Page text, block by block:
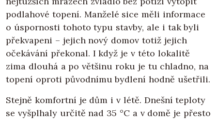
podlahové topení. Manželé sice měli informace
o úspornosti tohoto typu stavby, ale i tak byli
překvapeni – jejich nový domov totiž jejich
očekávání překonal. I když je v této lokalitě
zima dlouhá a po většinu roku je tu chladno, na
topení oproti původnímu bydlení hodně ušetřili.
Stejně komfortní je dům i v létě. Dnešní teploty
se vyšplhaly určitě nad 35 °C a v domě je přesto